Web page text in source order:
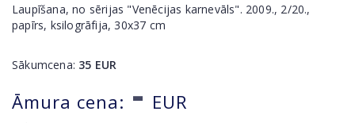
Laupīšana, no sērijas "Venēcijas karnevāls". 2009., 2/20.,
papīrs, ksilogrāfija, 30x37 cm
Sākumcena: 35 EUR
Āmura cena: - EUR